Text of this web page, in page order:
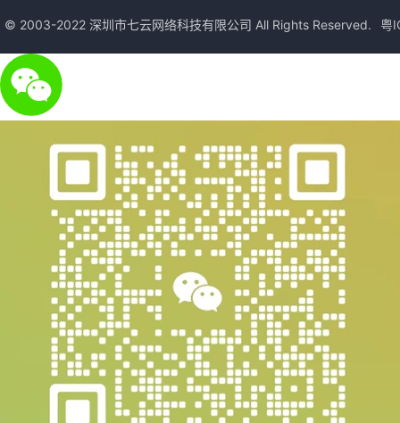
© 2003-2022 深圳市七云网络科技有限公司 All Rights Reserved. 粤